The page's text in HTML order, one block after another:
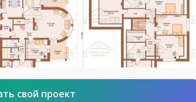
свой проект